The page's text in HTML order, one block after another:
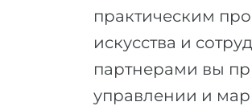
практическим
искусства и
партнерами вы
управлении и